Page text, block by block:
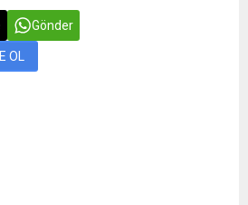
Gönder
OL